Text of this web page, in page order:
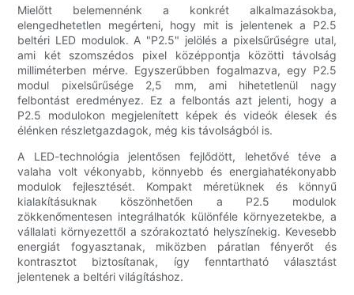
Mielőtt belemennénk a konkrét alkalmazásokba,
elengedhetetlen megérteni, hogy mit is jelentenek a P2.5
beltéri LED modulok. A "P2.5" jelölés a pixelsűrűségre utal,
ami két szomszédos pixel középpontja közötti távolság
milliméterben mérve. Egyszerűbben fogalmazva, egy P2.5
modul pixelsűrűsége 2,5 mm, ami hihetetlenül nagy
felbontást eredményez. Ez a felbontás azt jelenti, hogy a
P2.5 modulokon megjelenített képek és videók élesek és
élénken részletgazdagok, még kis távolságból is.
A LED-technológia jelentősen fejlődött, lehetővé téve a
valaha volt vékonyabb, könnyebb és energiahatékonyabb
modulok fejlesztését. Kompakt méretüknek és könnyű
kialakításuknak köszönhetően a P2.5 modulok
zökkenőmentesen integrálhatók különféle környezetekbe, a
vállalati környezettől a szórakoztató helyszínekig. Kevesebb
energiát fogyasztanak, miközben páratlan fényerőt és
kontrasztot biztosítanak, így fenntartható választást
jelentenek a beltéri világításhoz.